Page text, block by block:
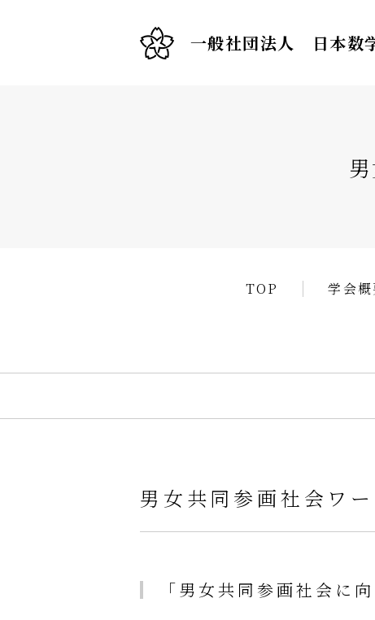
一般社団法人 日本数
TOP 学会概
男女共同参画社会ワ
「男女共同参画社会に